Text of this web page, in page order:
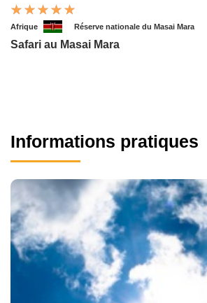
Afrique Réserve nationale du Masai Mara
Safari au Masai Mara
Informations pratiques